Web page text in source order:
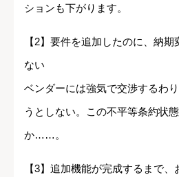
ションも下がります。
【2】要件を追加したのに、納
ない
ベンダーには強気で交渉するわ
うとしない。この不平等条約状
か……。
【3】追加機能が完成するまで